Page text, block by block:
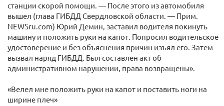
станции скорой помощи. — После этого из автомобиля
вышел (глава ГИБДД Свердловской области. — Прим.
NEWSru.com) Юрий Демин, заставил водителя покинуть
машину и положить руки на капот. Попросил водительское
удостоверение и без объяснения причин изъял его. Затем
вызвал наряд ГИБДД. Был составлен акт об
административном нарушении, права возвращены».
«Велел мне положить руки на капот и поставить ноги на
ширине плеч»